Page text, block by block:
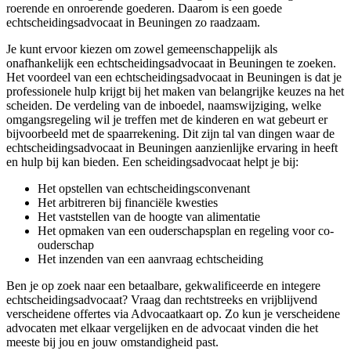
roerende en onroerende goederen. Daarom is een goede
echtscheidingsadvocaat in Beuningen zo raadzaam.
Je kunt ervoor kiezen om zowel gemeenschappelijk als
onafhankelijk een echtscheidingsadvocaat in Beuningen te zoeken.
Het voordeel van een echtscheidingsadvocaat in Beuningen is dat je
professionele hulp krijgt bij het maken van belangrijke keuzes na het
scheiden. De verdeling van de inboedel, naamswijziging, welke
omgangsregeling wil je treffen met de kinderen en wat gebeurt er
bijvoorbeeld met de spaarrekening. Dit zijn tal van dingen waar de
echtscheidingsadvocaat in Beuningen aanzienlijke ervaring in heeft
en hulp bij kan bieden. Een scheidingsadvocaat helpt je bij:
Het opstellen van echtscheidingsconvenant
Het arbitreren bij financiële kwesties
Het vaststellen van de hoogte van alimentatie
Het opmaken van een ouderschapsplan en regeling voor co-
ouderschap
Het inzenden van een aanvraag echtscheiding
Ben je op zoek naar een betaalbare, gekwalificeerde en integere
echtscheidingsadvocaat? Vraag dan rechtstreeks en vrijblijvend
verscheidene offertes via Advocaatkaart op. Zo kun je verscheidene
advocaten met elkaar vergelijken en de advocaat vinden die het
meeste bij jou en jouw omstandigheid past.